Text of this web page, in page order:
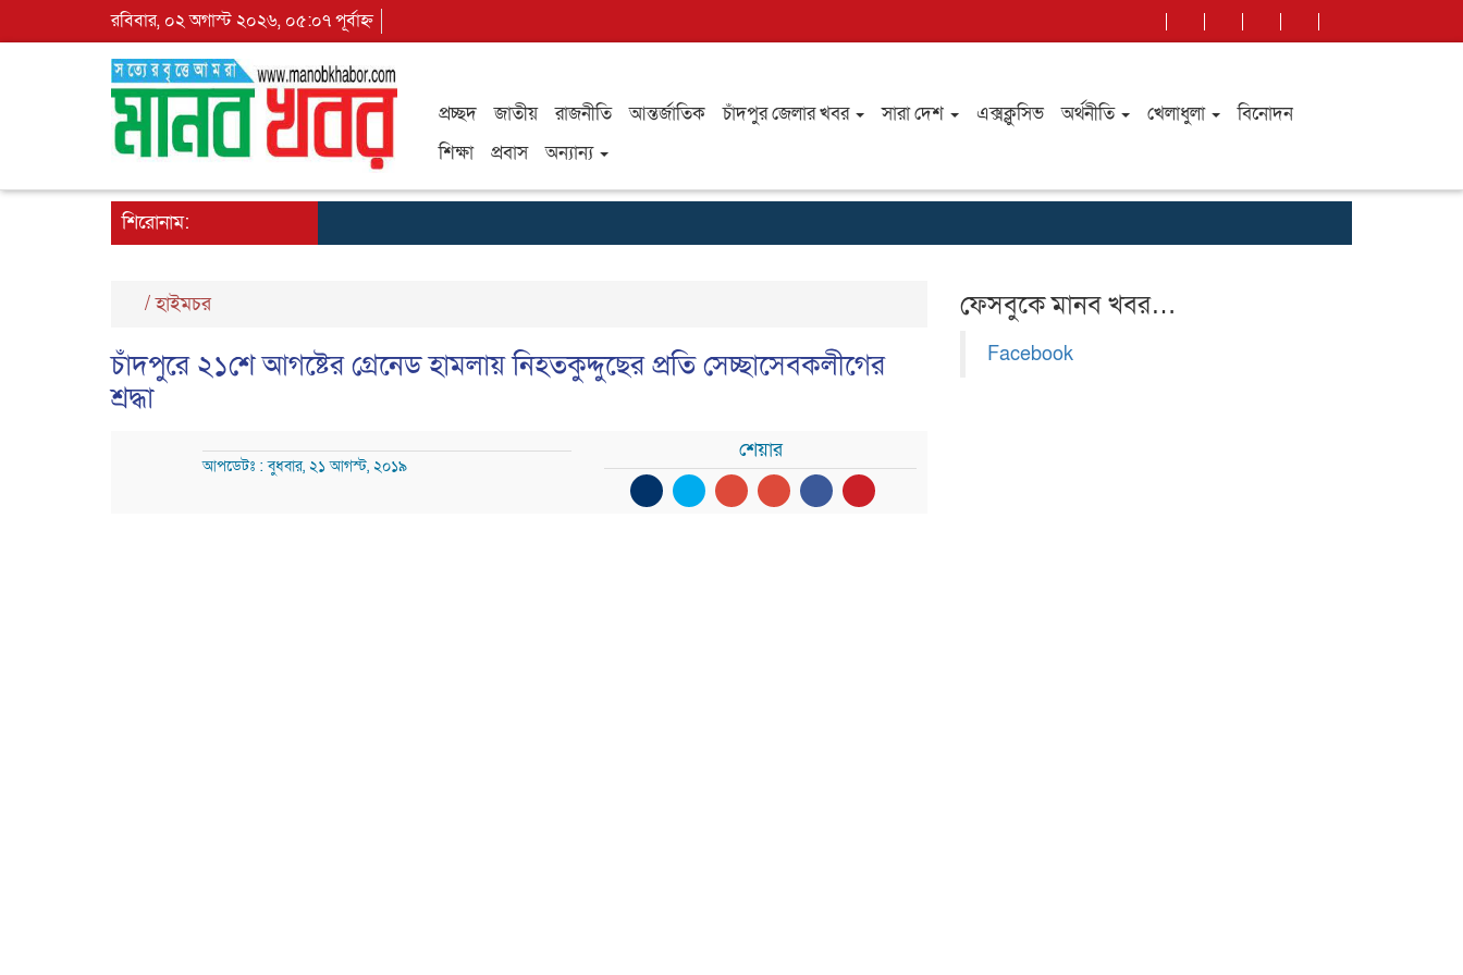
রবিবার, ০২ অগাস্ট ২০২৬, ০৫:০৭ পূর্বাহ্ন
প্রচ্ছদ জাতীয় রাজনীতি আন্তর্জাতিক চাঁদপুর জেলার খবর সারা দেশ এক্সক্লুসিভ অর্থনীতি খেলাধুলা
বিনোদন
শিক্ষা
প্রবাস অন্যান্য
শিরোনাম:
/হাইমচর
চাঁদপুরে ২১শে আগষ্টের গ্রেনেড হামলায় নিহতকুদ্দুছের প্রতি সেচ্ছাসেবকলীগের
শ্রদ্ধা
আপডেটঃ : বুধবার, ২১ আগস্ট, ২০১৯
শেয়ার
ফেসবুকে মানব খবর…
Facebook